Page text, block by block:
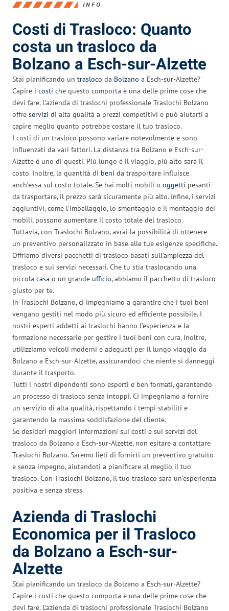
INFO
Costi di Trasloco: Quanto
costa un trasloco da
Bolzano a Esch-sur-Alzette
Stai pianificando un trasloco da Bolzano a Esch-sur-Alzette?
Capire i costi che questo comporta è una delle prime cose che
devi fare. L’azienda di traslochi professionale Traslochi Bolzano
offre servizi di alta qualità a prezzi competitivi e può aiutarti a
capire meglio quanto potrebbe costare il tuo trasloco.
I costi di un trasloco possono variare notevolmente e sono
influenzati da vari fattori. La distanza tra Bolzano e Esch-sur-
Alzette è uno di questi. Più lungo è il viaggio, più alto sarà il
costo. Inoltre, la quantità di beni da trasportare influisce
anch’essa sul costo totale. Se hai molti mobili o oggetti pesanti
da trasportare, il prezzo sarà sicuramente più alto. Infine, i servizi
aggiuntivi, come l’imballaggio, lo smontaggio e il montaggio dei
mobili, possono aumentare il costo totale del trasloco.
Tuttavia, con Traslochi Bolzano, avrai la possibilità di ottenere
un preventivo personalizzato in base alle tue esigenze specifiche.
Offriamo diversi pacchetti di trasloco basati sull’ampiezza del
trasloco e sui servizi necessari. Che tu stia traslocando una
piccola casa o un grande ufficio, abbiamo il pacchetto di trasloco
giusto per te.
In Traslochi Bolzano, ci impegniamo a garantire che i tuoi beni
vengano gestiti nel modo più sicuro ed efficiente possibile. I
nostri esperti addetti ai traslochi hanno l’esperienza e la
formazione necessarie per gestire i tuoi beni con cura. Inoltre,
utilizziamo veicoli moderni e adeguati per il lungo viaggio da
Bolzano a Esch-sur-Alzette, assicurandoci che niente si danneggi
durante il trasporto.
Tutti i nostri dipendenti sono esperti e ben formati, garantendo
un processo di trasloco senza intoppi. Ci impegniamo a fornire
un servizio di alta qualità, rispettando i tempi stabiliti e
garantendo la massima soddisfazione del cliente.
Se desideri maggiori informazioni sui costi e sui servizi del
trasloco da Bolzano a Esch-sur-Alzette, non esitare a contattare
Traslochi Bolzano. Saremo lieti di fornirti un preventivo gratuito
e senza impegno, aiutandoti a pianificare al meglio il tuo
trasloco. Con Traslochi Bolzano, il tuo trasloco sarà un’esperienza
positiva e senza stress.
Azienda di Traslochi
Economica per il Trasloco
da Bolzano a Esch-sur-
Alzette
Stai pianificando un trasloco da Bolzano a Esch-sur-Alzette?
Capire i costi che questo comporta è una delle prime cose che
devi fare. L’azienda di traslochi professionale Traslochi Bolzano